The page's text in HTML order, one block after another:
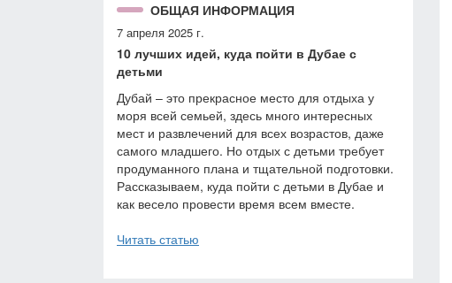
ОБЩАЯ ИНФОРМАЦИЯ
7 апреля 2025 г.
10 лучших идей, куда пойти в Дубае с
детьми
Дубай – это прекрасное место для отдыха у
моря всей семьей, здесь много интересных
мест и развлечений для всех возрастов, даже
самого младшего. Но отдых с детьми требует
продуманного плана и тщательной подготовки.
Рассказываем, куда пойти с детьми в Дубае и
как весело провести время всем вместе.
Читать статью